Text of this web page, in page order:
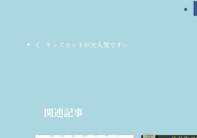
キッズカットが大人気です✨
関連記事